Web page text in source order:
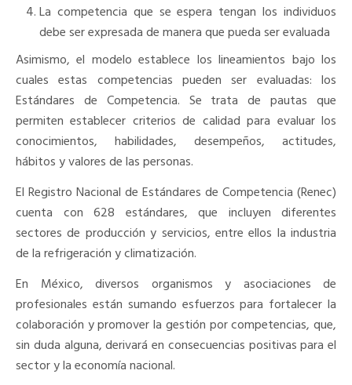
La competencia que se espera tengan los individuos
debe ser expresada de manera que pueda ser evaluada
Asimismo, el modelo establece los lineamientos bajo los
cuales estas competencias pueden ser evaluadas: los
Estándares de Competencia. Se trata de pautas que
permiten establecer criterios de calidad para evaluar los
conocimientos, habilidades, desempeños, actitudes,
hábitos y valores de las personas.
El Registro Nacional de Estándares de Competencia (Renec)
cuenta con 628 estándares, que incluyen diferentes
sectores de producción y servicios, entre ellos la industria
de la refrigeración y climatización.
En México, diversos organismos y asociaciones de
profesionales están sumando esfuerzos para fortalecer la
colaboración y promover la gestión por competencias, que,
sin duda alguna, derivará en consecuencias positivas para el
sector y la economía nacional.